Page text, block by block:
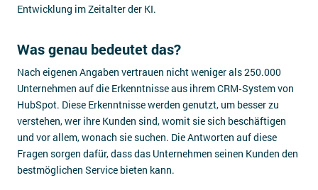
Entwicklung im Zeitalter der KI.
Was genau bedeutet das?
Nach eigenen Angaben vertrauen nicht weniger als 250.000
Unternehmen auf die Erkenntnisse aus ihrem CRM‑System von
HubSpot. Diese Erkenntnisse werden genutzt, um besser zu
verstehen, wer ihre Kunden sind, womit sie sich beschäftigen
und vor allem, wonach sie suchen. Die Antworten auf diese
Fragen sorgen dafür, dass das Unternehmen seinen Kunden den
bestmöglichen Service bieten kann.